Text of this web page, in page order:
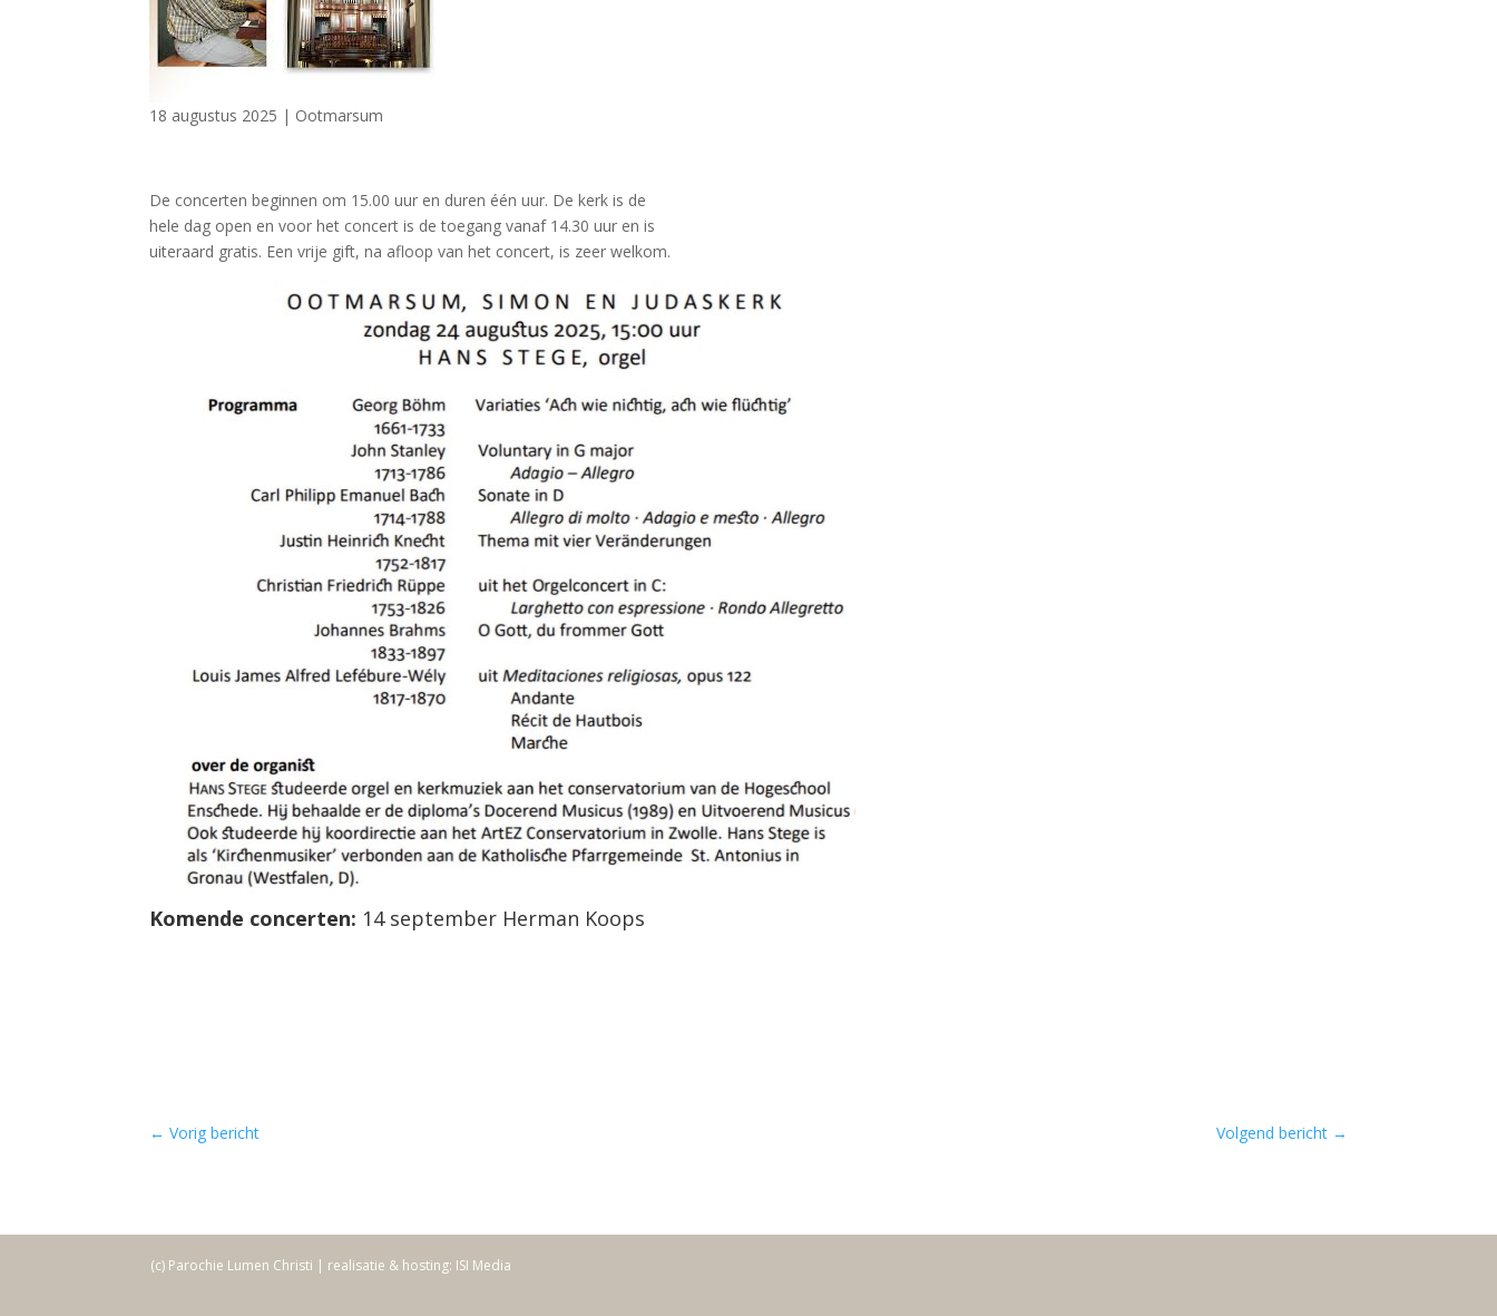
18 augustus 2025 | Ootmarsum
De concerten beginnen om 15.00 uur en duren één uur. De kerk is de
hele dag open en voor het concert is de toegang vanaf 14.30 uur en is
uiteraard gratis. Een vrije gift, na afloop van het concert, is zeer welkom.
Komende concerten: 14 september Herman Koops
←Vorig bericht Volgend bericht→
(c) Parochie Lumen Christi | realisatie & hosting: ISI Media